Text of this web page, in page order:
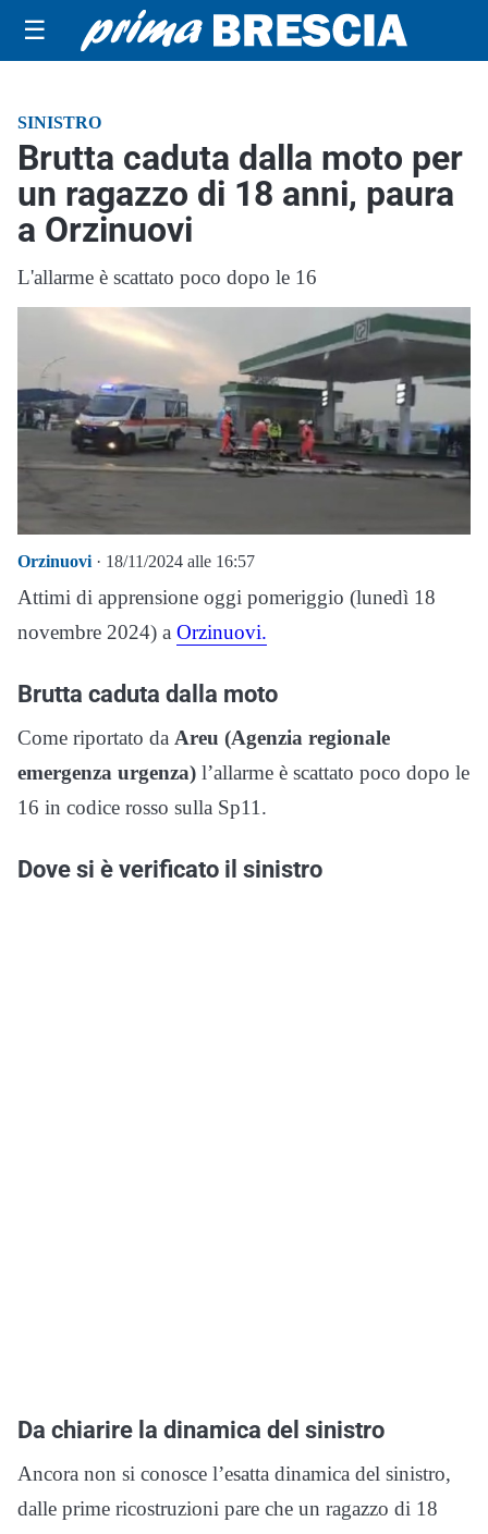
☰
SINISTRO
Brutta caduta dalla moto per
un ragazzo di 18 anni, paura
a Orzinuovi
L'allarme è scattato poco dopo le 16
Orzinuovi · 18/11/2024 alle 16:57
Attimi di apprensione oggi pomeriggio (lunedì 18
novembre 2024) a Orzinuovi.
Brutta caduta dalla moto
Come riportato da Areu (Agenzia regionale
emergenza urgenza) l’allarme è scattato poco dopo le
16 in codice rosso sulla Sp11.
Dove si è verificato il sinistro
Da chiarire la dinamica del sinistro
Ancora non si conosce l’esatta dinamica del sinistro,
dalle prime ricostruzioni pare che un ragazzo di 18